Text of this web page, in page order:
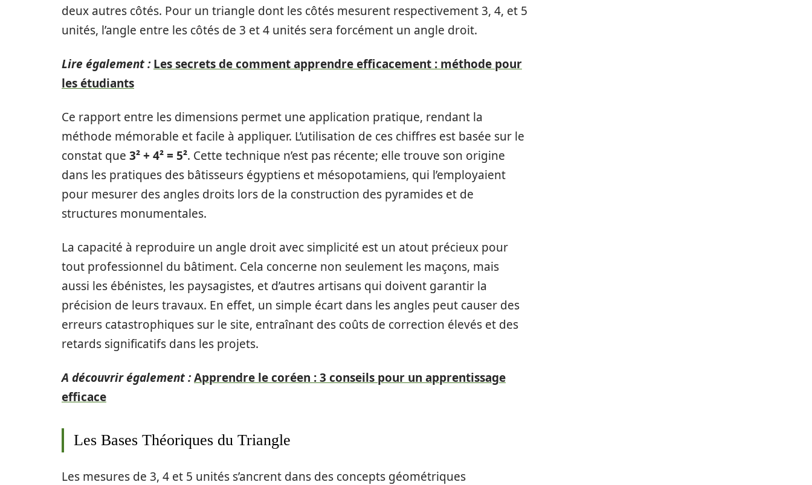
deux autres côtés. Pour un triangle dont les côtés mesurent respectivement 3, 4, et 5
unités, l’angle entre les côtés de 3 et 4 unités sera forcément un angle droit.
Lire également : Les secrets de comment apprendre efficacement : méthode pour
les étudiants
Ce rapport entre les dimensions permet une application pratique, rendant la
méthode mémorable et facile à appliquer. L’utilisation de ces chiffres est basée sur le
constat que 3² + 4² = 5². Cette technique n’est pas récente; elle trouve son origine
dans les pratiques des bâtisseurs égyptiens et mésopotamiens, qui l’employaient
pour mesurer des angles droits lors de la construction des pyramides et de
structures monumentales.
La capacité à reproduire un angle droit avec simplicité est un atout précieux pour
tout professionnel du bâtiment. Cela concerne non seulement les maçons, mais
aussi les ébénistes, les paysagistes, et d’autres artisans qui doivent garantir la
précision de leurs travaux. En effet, un simple écart dans les angles peut causer des
erreurs catastrophiques sur le site, entraînant des coûts de correction élevés et des
retards significatifs dans les projets.
A découvrir également :Apprendre le coréen : 3 conseils pour un apprentissage
efficace
Les Bases Théoriques du Triangle
Les mesures de 3, 4 et 5 unités s’ancrent dans des concepts géométriques